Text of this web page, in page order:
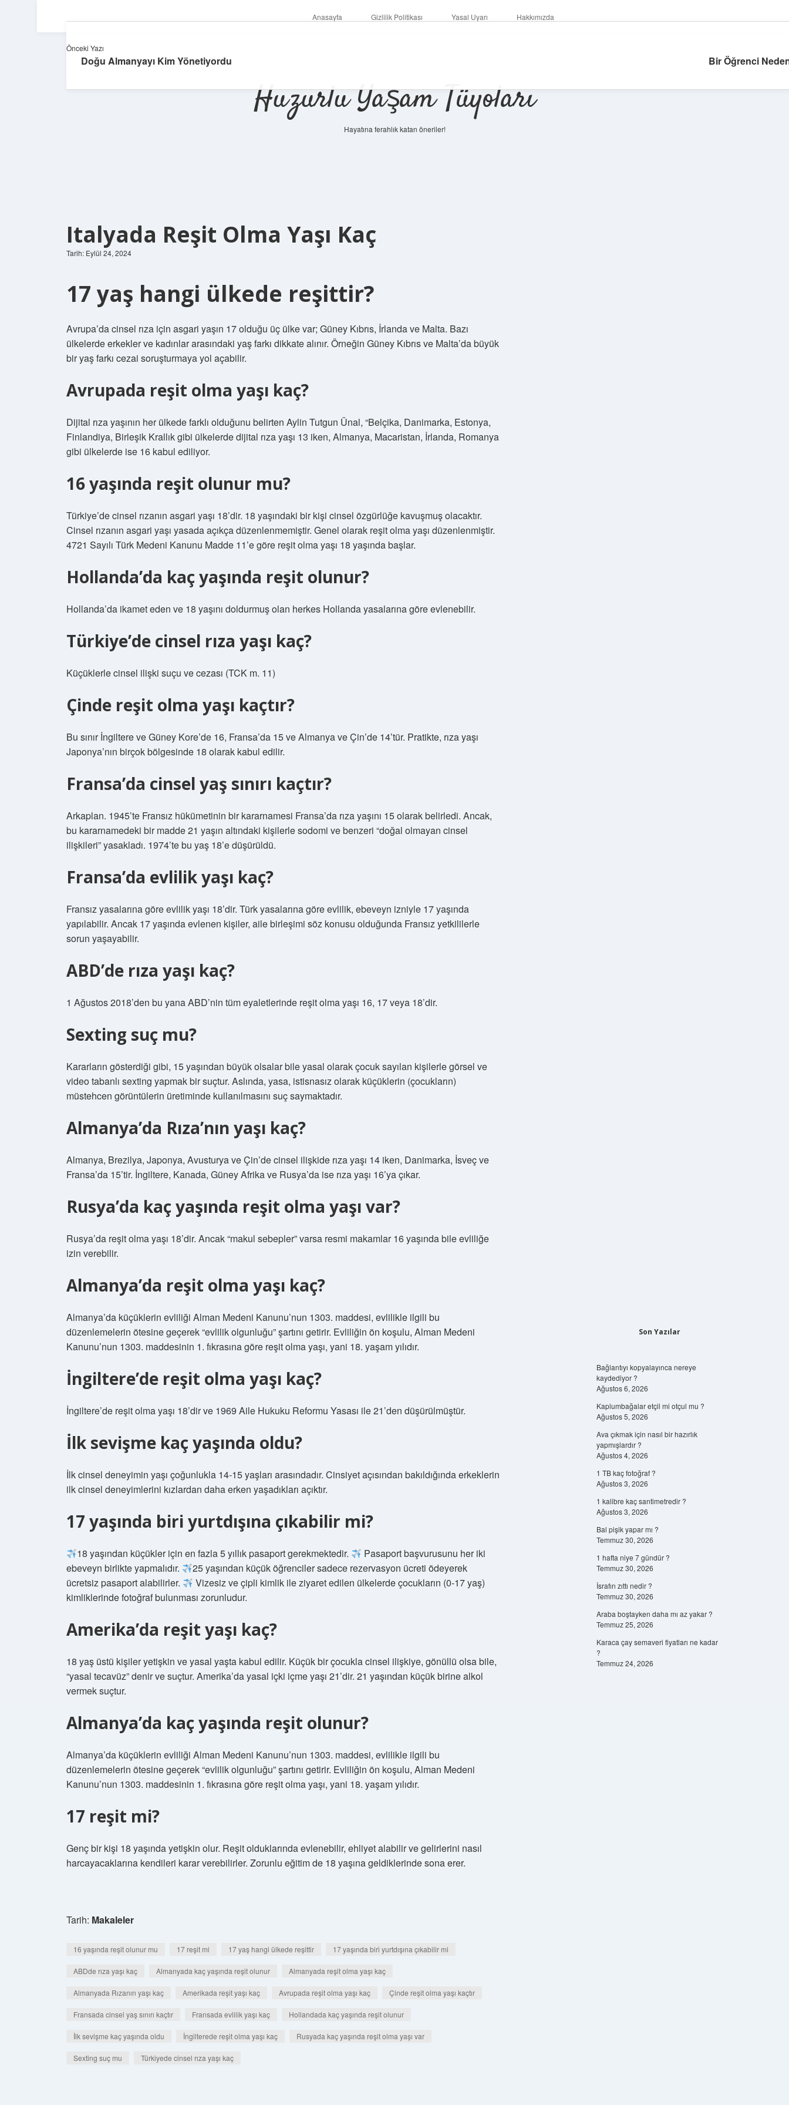
Anasayfa Gizlilik Politikası Yasal Uyarı Hakkımızda
Huzurlu Yaşam Tüyoları
Hayatına ferahlık katan öneriler!
Italyada Reşit Olma Yaşı Kaç
Tarih: Eylül 24, 2024
17 yaş hangi ülkede reşittir?
Avrupa’da cinsel rıza için asgari yaşın 17 olduğu üç ülke var; Güney Kıbrıs, İrlanda ve Malta. Bazı
ülkelerde erkekler ve kadınlar arasındaki yaş farkı dikkate alınır. Örneğin Güney Kıbrıs ve Malta’da büyük
bir yaş farkı cezai soruşturmaya yol açabilir.
Avrupada reşit olma yaşı kaç?
Dijital rıza yaşının her ülkede farklı olduğunu belirten Aylin Tutgun Ünal, “Belçika, Danimarka, Estonya,
Finlandiya, Birleşik Krallık gibi ülkelerde dijital rıza yaşı 13 iken, Almanya, Macaristan, İrlanda, Romanya
gibi ülkelerde ise 16 kabul ediliyor.
16 yaşında reşit olunur mu?
Türkiye’de cinsel rızanın asgari yaşı 18’dir. 18 yaşındaki bir kişi cinsel özgürlüğe kavuşmuş olacaktır.
Cinsel rızanın asgari yaşı yasada açıkça düzenlenmemiştir. Genel olarak reşit olma yaşı düzenlenmiştir.
4721 Sayılı Türk Medeni Kanunu Madde 11’e göre reşit olma yaşı 18 yaşında başlar.
Hollanda’da kaç yaşında reşit olunur?
Hollanda’da ikamet eden ve 18 yaşını doldurmuş olan herkes Hollanda yasalarına göre evlenebilir.
Türkiye’de cinsel rıza yaşı kaç?
Küçüklerle cinsel ilişki suçu ve cezası (TCK m. 11)
Çinde reşit olma yaşı kaçtır?
Bu sınır İngiltere ve Güney Kore’de 16, Fransa’da 15 ve Almanya ve Çin’de 14’tür. Pratikte, rıza yaşı
Japonya’nın birçok bölgesinde 18 olarak kabul edilir.
Fransa’da cinsel yaş sınırı kaçtır?
Arkaplan. 1945’te Fransız hükümetinin bir kararnamesi Fransa’da rıza yaşını 15 olarak belirledi. Ancak,
bu kararnamedeki bir madde 21 yaşın altındaki kişilerle sodomi ve benzeri “doğal olmayan cinsel
ilişkileri” yasakladı. 1974’te bu yaş 18’e düşürüldü.
Fransa’da evlilik yaşı kaç?
Fransız yasalarına göre evlilik yaşı 18’dir. Türk yasalarına göre evlilik, ebeveyn izniyle 17 yaşında
yapılabilir. Ancak 17 yaşında evlenen kişiler, aile birleşimi söz konusu olduğunda Fransız yetkililerle
sorun yaşayabilir.
ABD’de rıza yaşı kaç?
1 Ağustos 2018’den bu yana ABD’nin tüm eyaletlerinde reşit olma yaşı 16, 17 veya 18’dir.
Sexting suç mu?
Kararların gösterdiği gibi, 15 yaşından büyük olsalar bile yasal olarak çocuk sayılan kişilerle görsel ve
video tabanlı sexting yapmak bir suçtur. Aslında, yasa, istisnasız olarak küçüklerin (çocukların)
müstehcen görüntülerin üretiminde kullanılmasını suç saymaktadır.
Almanya’da Rıza’nın yaşı kaç?
Almanya, Brezilya, Japonya, Avusturya ve Çin’de cinsel ilişkide rıza yaşı 14 iken, Danimarka, İsveç ve
Fransa’da 15’tir. İngiltere, Kanada, Güney Afrika ve Rusya’da ise rıza yaşı 16’ya çıkar.
Rusya’da kaç yaşında reşit olma yaşı var?
Rusya’da reşit olma yaşı 18’dir. Ancak “makul sebepler” varsa resmi makamlar 16 yaşında bile evliliğe
izin verebilir.
Almanya’da reşit olma yaşı kaç?
Almanya’da küçüklerin evliliği Alman Medeni Kanunu’nun 1303. maddesi, evlilikle ilgili bu
düzenlemelerin ötesine geçerek “evlilik olgunluğu” şartını getirir. Evliliğin ön koşulu, Alman Medeni
Kanunu’nun 1303. maddesinin 1. fıkrasına göre reşit olma yaşı, yani 18. yaşam yılıdır.
İngiltere’de reşit olma yaşı kaç?
İngiltere’de reşit olma yaşı 18’dir ve 1969 Aile Hukuku Reformu Yasası ile 21’den düşürülmüştür.
İlk sevişme kaç yaşında oldu?
İlk cinsel deneyimin yaşı çoğunlukla 14-15 yaşları arasındadır. Cinsiyet açısından bakıldığında erkeklerin
ilk cinsel deneyimlerini kızlardan daha erken yaşadıkları açıktır.
17 yaşında biri yurtdışına çıkabilir mi?
18 yaşından küçükler için en fazla 5 yıllık pasaport gerekmektedir.
Pasaport başvurusunu her iki
ebeveyn birlikte yapmalıdır.
25 yaşından küçük öğrenciler sadece rezervasyon ücreti ödeyerek
ücretsiz pasaport alabilirler.
Vizesiz ve çipli kimlik ile ziyaret edilen ülkelerde çocukların (0-17 yaş)
kimliklerinde fotoğraf bulunması zorunludur.
Amerika’da reşit yaşı kaç?
18 yaş üstü kişiler yetişkin ve yasal yaşta kabul edilir. Küçük bir çocukla cinsel ilişkiye, gönüllü olsa bile,
“yasal tecavüz” denir ve suçtur. Amerika’da yasal içki içme yaşı 21’dir. 21 yaşından küçük birine alkol
vermek suçtur.
Almanya’da kaç yaşında reşit olunur?
Almanya’da küçüklerin evliliği Alman Medeni Kanunu’nun 1303. maddesi, evlilikle ilgili bu
düzenlemelerin ötesine geçerek “evlilik olgunluğu” şartını getirir. Evliliğin ön koşulu, Alman Medeni
Kanunu’nun 1303. maddesinin 1. fıkrasına göre reşit olma yaşı, yani 18. yaşam yılıdır.
17 reşit mi?
Genç bir kişi 18 yaşında yetişkin olur. Reşit olduklarında evlenebilir, ehliyet alabilir ve gelirlerini nasıl
harcayacaklarına kendileri karar verebilirler. Zorunlu eğitim de 18 yaşına geldiklerinde sona erer.
Tarih: Makaleler
16 yaşında reşit olunur mu 17 reşit mi 17 yaş hangi ülkede reşittir 17 yaşında biri yurtdışına çıkabilir mi
ABDde rıza yaşı kaç Almanyada kaç yaşında reşit olunur Almanyada reşit olma yaşı kaç
Almanyada Rızanın yaşı kaç Amerikada reşit yaşı kaç Avrupada reşit olma yaşı kaç Çinde reşit olma yaşı kaçtır
Fransada cinsel yaş sınırı kaçtır Fransada evlilik yaşı kaç Hollandada kaç yaşında reşit olunur
İlk sevişme kaç yaşında oldu İngilterede reşit olma yaşı kaç Rusyada kaç yaşında reşit olma yaşı var
Sexting suç mu Türkiyede cinsel rıza yaşı kaç
Önceki Yazı
Doğu Almanyayı Kim Yönetiyordu Bir Öğrenci
Son Yazılar
Bağlantıyı kopyalayınca nereye
kaydediyor ?
Ağustos 6, 2026
Kaplumbağalar etçil mi otçul mu ?
Ağustos 5, 2026
Ava çıkmak için nasıl bir hazırlık
yapmışlardır ?
Ağustos 4, 2026
1 TB kaç fotoğraf ?
Ağustos 3, 2026
1 kalibre kaç santimetredir ?
Ağustos 3, 2026
Bal pişik yapar mı ?
Temmuz 30, 2026
1 hafta niye 7 gündür ?
Temmuz 30, 2026
İsrafın zıttı nedir ?
Temmuz 30, 2026
Araba boştayken daha mı az yakar ?
Temmuz 25, 2026
Karaca çay semaveri fiyatları ne kadar
?
Temmuz 24, 2026